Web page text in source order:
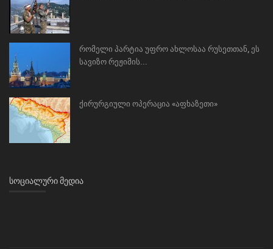
რომელი პარტია უფრო ახლოსაა რუსეთთან, ეს
სავიზო რეჟიმის...
ქირურგიული ოპერაცია «აფხაზეთი»
ᲡᲝᲪᲘᲐᲚᲣᲠᲘ ᲛᲔᲓᲘᲐ